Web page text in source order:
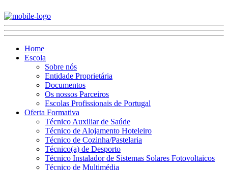
Home
Escola
Sobre nós
Entidade Proprietária
Documentos
Os nossos Parceiros
Escolas Profissionais de Portugal
Oferta Formativa
Técnico Auxiliar de Saúde
Técnico de Alojamento Hoteleiro
Técnico de Cozinha/Pastelaria
Técnico(a) de Desporto
Técnico Instalador de Sistemas Solares Fotovoltaicos
Técnico de Multimédia